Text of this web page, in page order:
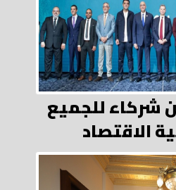
شركاء للجميع
الاقتصاد